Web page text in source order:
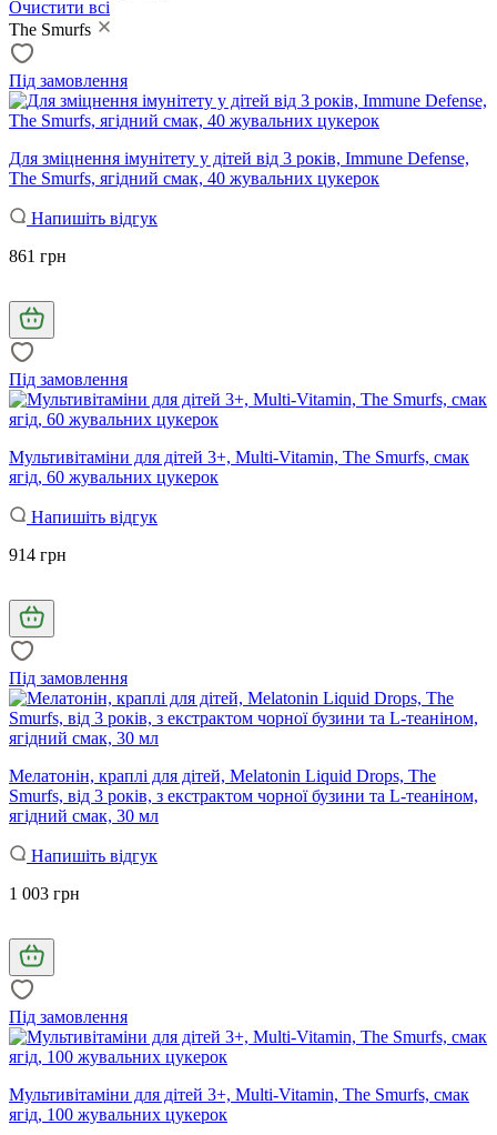
Очистити всі
The Smurfs
Під замовлення
Для зміцнення імунітету у дітей від 3 років, Immune Defense,
The Smurfs, ягідний смак, 40 жувальних цукерок
Напишіть відгук
861 грн
Під замовлення
Мультивітаміни для дітей 3+, Multi-Vitamin, The Smurfs, смак
ягід, 60 жувальних цукерок
Напишіть відгук
914 грн
Під замовлення
Мелатонін, краплі для дітей, Melatonin Liquid Drops, The
Smurfs, від 3 років, з екстрактом чорної бузини та L-теаніном,
ягідний смак, 30 мл
Напишіть відгук
1 003 грн
Під замовлення
Мультивітаміни для дітей 3+, Multi-Vitamin, The Smurfs, смак
ягід, 100 жувальних цукерок